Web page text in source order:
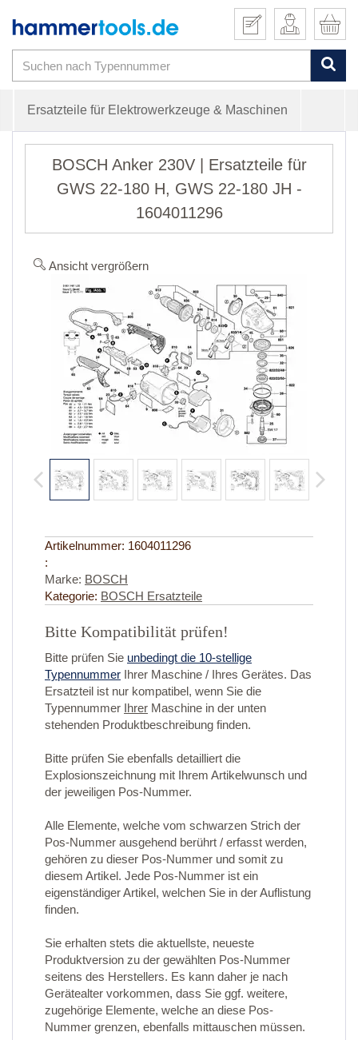
Ersatzteile für Elektrowerkzeuge & Maschinen
BOSCH Anker 230V | Ersatzteile für
GWS 22-180 H, GWS 22-180 JH -
1604011296
Ansicht vergrößern
Artikelnummer: 1604011296
:
Marke: BOSCH
Kategorie: BOSCH Ersatzteile
Bitte Kompatibilität prüfen!
Bitte prüfen Sie unbedingt die 10-stellige
Typennummer Ihrer Maschine / Ihres Gerätes. Das
Ersatzteil ist nur kompatibel, wenn Sie die
Typennummer Ihrer Maschine in der unten
stehenden Produktbeschreibung finden.
Bitte prüfen Sie ebenfalls detailliert die
Explosionszeichnung mit Ihrem Artikelwunsch und
der jeweiligen Pos-Nummer.
Alle Elemente, welche vom schwarzen Strich der
Pos-Nummer ausgehend berührt / erfasst werden,
gehören zu dieser Pos-Nummer und somit zu
diesem Artikel. Jede Pos-Nummer ist ein
eigenständiger Artikel, welchen Sie in der Auflistung
finden.
Sie erhalten stets die aktuellste, neueste
Produktversion zu der gewählten Pos-Nummer
seitens des Herstellers. Es kann daher je nach
Gerätealter vorkommen, dass Sie ggf. weitere,
zugehörige Elemente, welche an diese Pos-
Nummer grenzen, ebenfalls mittauschen müssen.